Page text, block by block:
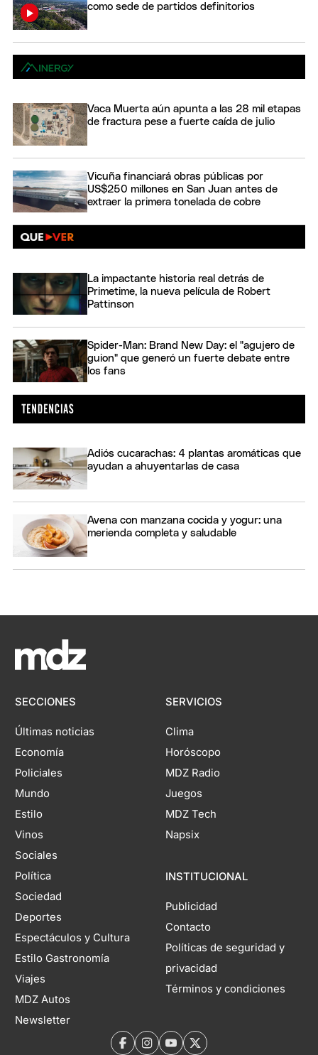
como sede de partidos definitorios
Vaca Muerta aún apunta a las 28 mil etapas
de fractura pese a fuerte caída de julio
Vicuña financiará obras públicas por
US$250 millones en San Juan antes de
extraer la primera tonelada de cobre
La impactante historia real detrás de
Primetime, la nueva película de Robert
Pattinson
Spider-Man: Brand New Day: el "agujero de
guion" que generó un fuerte debate entre
los fans
Adiós cucarachas: 4 plantas aromáticas que
ayudan a ahuyentarlas de casa
Avena con manzana cocida y yogur: una
merienda completa y saludable
SECCIONES
Últimas noticias
Economía
Policiales
Mundo
Estilo
Vinos
Sociales
Política
Sociedad
Deportes
Espectáculos y Cultura
Estilo Gastronomía
Viajes
MDZ Autos
Newsletter
SERVICIOS
Clima
Horóscopo
MDZ Radio
Juegos
MDZ Tech
Napsix
INSTITUCIONAL
Publicidad
Contacto
Políticas de seguridad y
privacidad
Términos y condiciones